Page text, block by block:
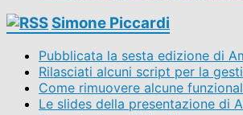
Simone Piccardi
Pubblicata la sesta edizione di
Rilasciati alcuni script per la
Come rimuovere alcune
Le slides della presentazione di